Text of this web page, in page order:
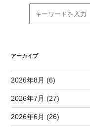
アーカイブ
2026年8月 (6)
2026年7月 (27)
2026年6月 (26)